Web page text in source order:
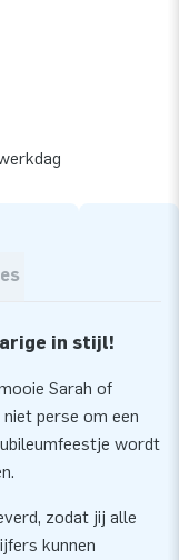
in stijl!
Sarah of
perse om een
wordt
zodat jij alle
kunnen